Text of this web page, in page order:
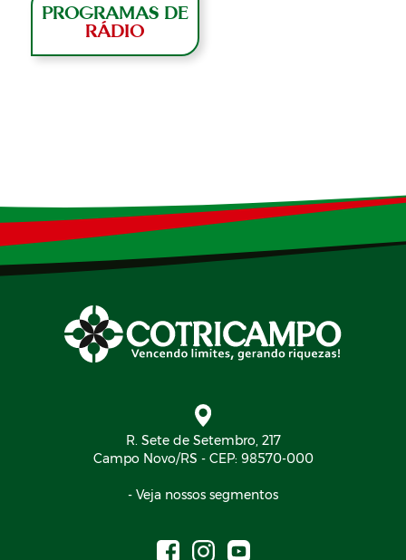
PROGRAMAS DE
RÁDIO
R. Sete de Setembro, 217
Campo Novo/RS - CEP: 98570-000
- Veja nossos segmentos